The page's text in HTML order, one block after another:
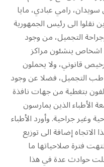
رامي عبادي، مايا
نقلوا الى رئيس الجمهورية
التجميل، من وجود
ينشئون مراكز
قانوني، ولا يحملون
التجميل، فضلا عن وجود
بتغطية من جهات نافذة
الأطباء الذين يمارسون
وغير جراحية. وأورد الأطباء
إضافة الى توزيع
فترة صلاحياتها ما
حوادث عدة في هذا